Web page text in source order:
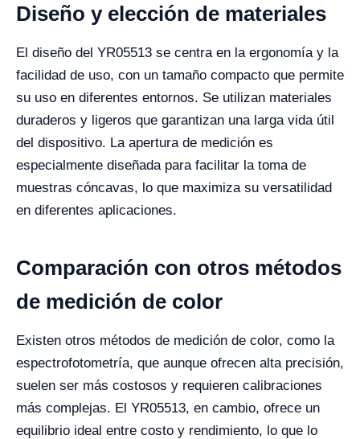
Diseño y elección de materiales
El diseño del YR05513 se centra en la ergonomía y la
facilidad de uso, con un tamaño compacto que permite
su uso en diferentes entornos. Se utilizan materiales
duraderos y ligeros que garantizan una larga vida útil
del dispositivo. La apertura de medición es
especialmente diseñada para facilitar la toma de
muestras cóncavas, lo que maximiza su versatilidad
en diferentes aplicaciones.
Comparación con otros métodos
de medición de color
Existen otros métodos de medición de color, como la
espectrofotometría, que aunque ofrecen alta precisión,
suelen ser más costosos y requieren calibraciones
más complejas. El YR05513, en cambio, ofrece un
equilibrio ideal entre costo y rendimiento, lo que lo